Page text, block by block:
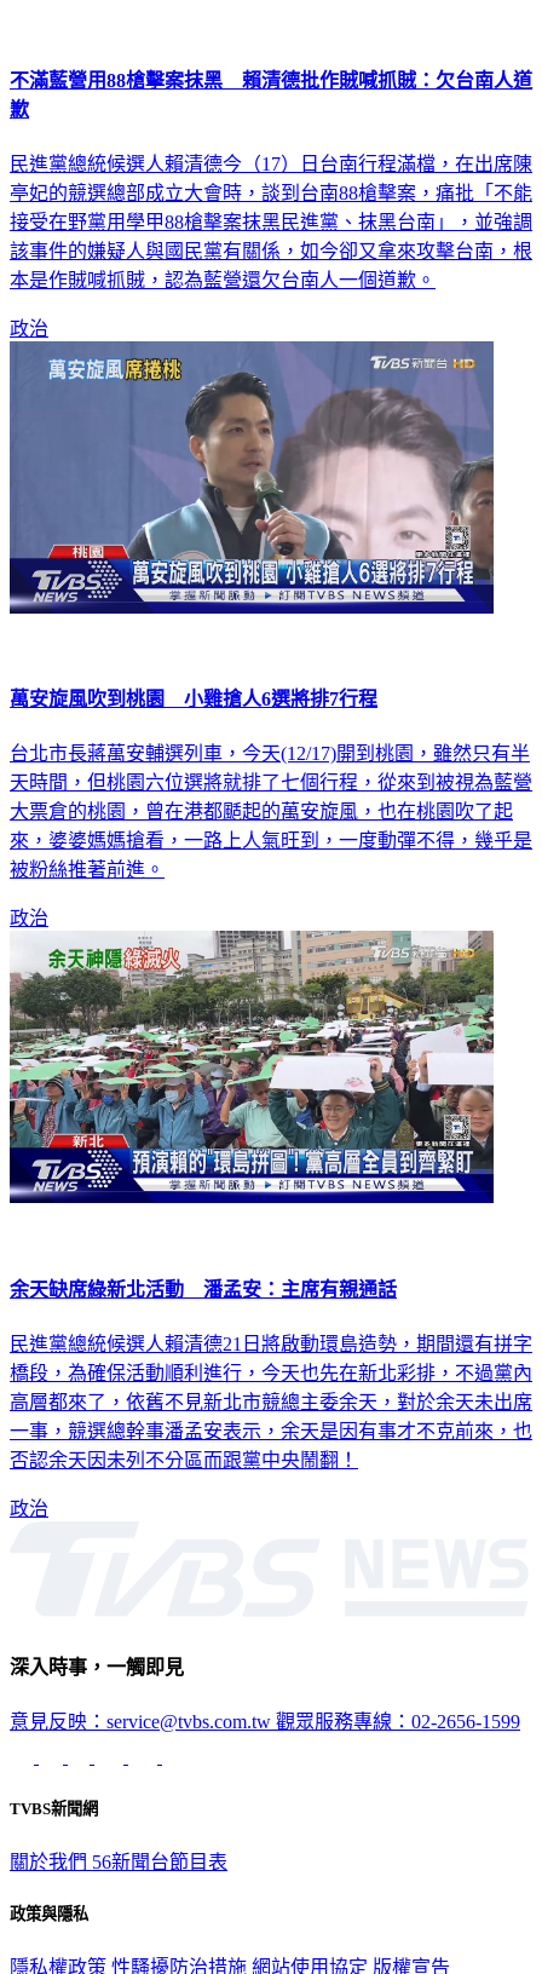
不滿藍營用88槍擊案抹黑 賴清德批作賊喊抓賊：欠台南人道
歉
民進黨總統候選人賴清德今（17）日台南行程滿檔，在出席陳
亭妃的競選總部成立大會時，談到台南88槍擊案，痛批「不能
接受在野黨用學甲88槍擊案抹黑民進黨、抹黑台南」，並強調
該事件的嫌疑人與國民黨有關係，如今卻又拿來攻擊台南，根
本是作賊喊抓賊，認為藍營還欠台南人一個道歉。
政治
萬安旋風吹到桃園 小雞搶人6選將排7行程
台北市長蔣萬安輔選列車，今天(12/17)開到桃園，雖然只有半
天時間，但桃園六位選將就排了七個行程，從來到被視為藍營
大票倉的桃園，曾在港都颳起的萬安旋風，也在桃園吹了起
來，婆婆媽媽搶看，一路上人氣旺到，一度動彈不得，幾乎是
被粉絲推著前進。
政治
余天缺席綠新北活動 潘孟安：主席有親通話
民進黨總統候選人賴清德21日將啟動環島造勢，期間還有拼字
橋段，為確保活動順利進行，今天也先在新北彩排，不過黨內
高層都來了，依舊不見新北市競總主委余天，對於余天未出席
一事，競選總幹事潘孟安表示，余天是因有事才不克前來，也
否認余天因未列不分區而跟黨中央鬧翻！
政治
深入時事，一觸即見
意見反映：service@tvbs.com.tw 觀眾服務專線：02-2656-1599
TVBS新聞網
關於我們 56新聞台節目表
政策與隱私
隱私權政策 性騷擾防治措施 網站使用協定 版權宣告